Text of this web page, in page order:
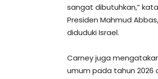
sangat dibutuhkan,”
Presiden Mahmud
diduduki Israel.
Carney juga
umum pada tahun 2026